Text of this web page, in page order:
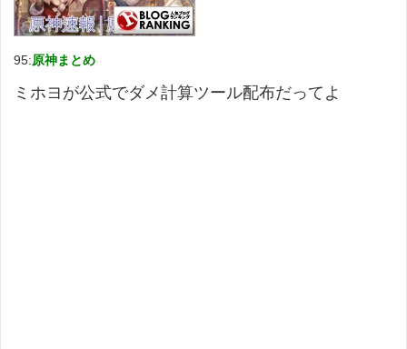
95:原神まとめ
ミホヨが公式でダメ計算ツール配布だってよ